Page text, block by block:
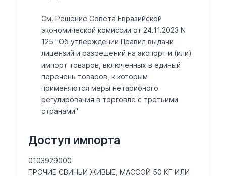
См. Решение Совета Евразийской
экономической комиссии от 24.11.2023 N
125 "Об утверждении Правил выдачи
лицензий и разрешений на экспорт и (или)
импорт товаров, включенных в единый
перечень товаров, к которым
применяются меры нетарифного
регулирования в торговле с третьими
странами"
Доступ импорта
0103929000
ПРОЧИЕ СВИНЬИ ЖИВЫЕ, МАССОЙ 50 КГ ИЛИ